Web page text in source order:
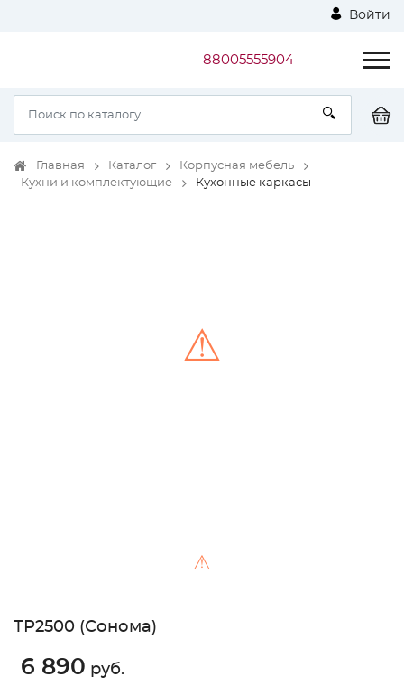
Войти
88005555904
Главная Каталог
Корпусная мебель
Кухни и комплектующие
Кухонные каркасы
⚠
⚠
ТР2500 (Сонома)
6 890 руб.